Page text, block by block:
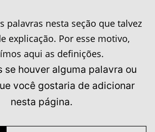
palavras nesta seção que talvez
explicação. Por esse motivo,
aqui as definições.
se houver alguma palavra ou
você gostaria de adicionar
nesta página.